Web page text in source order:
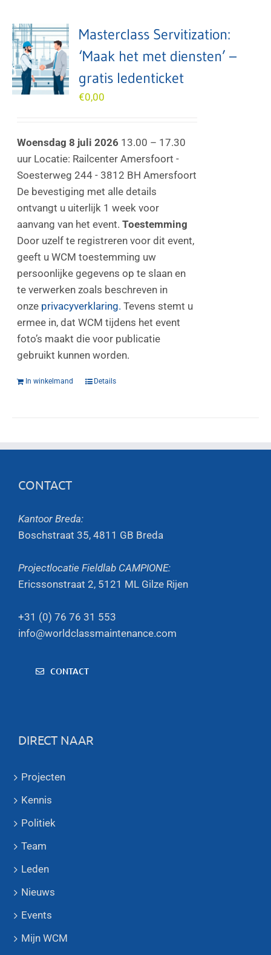
Masterclass Servitization:
‘Maak het met diensten’ –
gratis ledenticket
€0,00
Woensdag 8 juli 2026 13.00 – 17.30
uur Locatie: Railcenter Amersfoort -
Soesterweg 244 - 3812 BH Amersfoort
De bevestiging met alle details
ontvangt u uiterlijk 1 week voor
aanvang van het event.Toestemming
Door uzelf te registreren voor dit event,
geeft u WCM toestemming uw
persoonlijke gegevens op te slaan en
te verwerken zoals beschreven in
onze privacyverklaring. Tevens stemt u
ermee in, dat WCM tijdens het event
foto’s maakt die voor publicatie
gebruikt kunnen worden.
In winkelmand Details
CONTACT
Kantoor Breda:
Boschstraat 35, 4811 GB Breda
Projectlocatie Fieldlab CAMPIONE:
Ericssonstraat 2, 5121 ML Gilze Rijen
+31 (0) 76 76 31 553
info@worldclassmaintenance.com
CONTACT
DIRECT NAAR
Projecten
Kennis
Politiek
Team
Leden
Nieuws
Events
Mijn WCM